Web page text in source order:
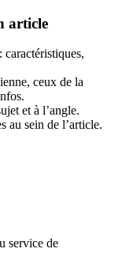
article
ceux de la
et à l’angle.
au sein de l’article.
service de